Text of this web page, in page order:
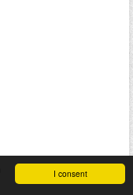
I consent